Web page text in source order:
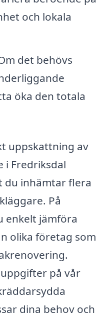
och lokala
det behövs
öka den totala
uppskattning av
i Fredriksdal
du inhämtar flera
På
enkelt jämföra
olika företag som
på vår
dina behov och